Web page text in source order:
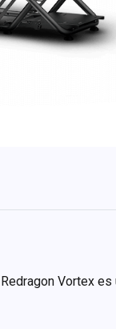
Vortex